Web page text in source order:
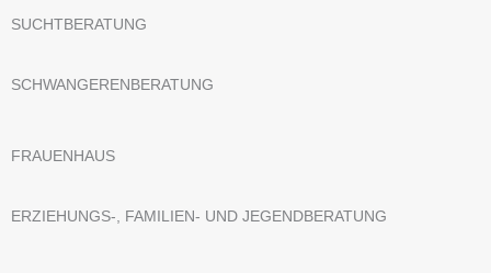
SUCHTBERATUNG
SCHWANGERENBERATUNG
FRAUENHAUS
ERZIEHUNGS-, FAMILIEN- UND JEGENDBERATUNG